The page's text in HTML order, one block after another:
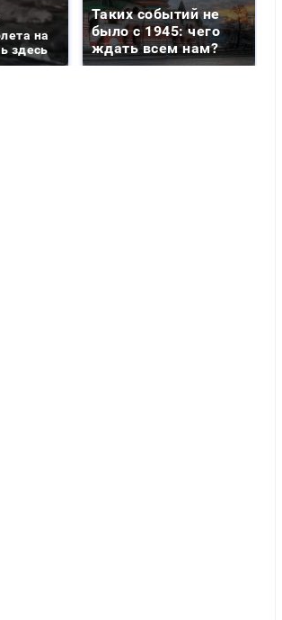
на
здесь
Таких событий не
было с 1945: чего
ждать всем нам?